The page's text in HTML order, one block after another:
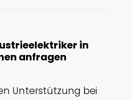
in
anfragen
Unterstützung bei